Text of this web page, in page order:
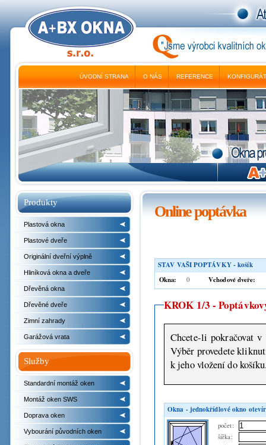
ÚVODNÍ STRANA O NÁS REFERENCE
Produkty
Plastová okna
Plastové dveře
Originální dveřní výplně
Hliníková okna a dveře
Dřevěná okna
Dřevěné dveře
Zimní zahrady
Garážová vrata
Služby
Standardní montáž oken
Montáž oken SWS
Doprava oken
Vybourání původních oken
Online poptávka
STAV VAŠI POPTÁVKY - košík
Okna:
0 Vchodové dveře:
KROK 1/3 -
Chcete-li pokračovat v
Výběr provedete kliknutím na některý z náhledů nabízeného zboží a následně
k jeho vložení do
Okna - jednokřídlové okno
počet:
šířka: